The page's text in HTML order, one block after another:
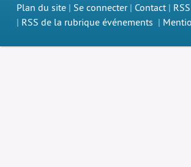
Plan du site | Se connecter| Contact |
| RSS de la rubrique événements |